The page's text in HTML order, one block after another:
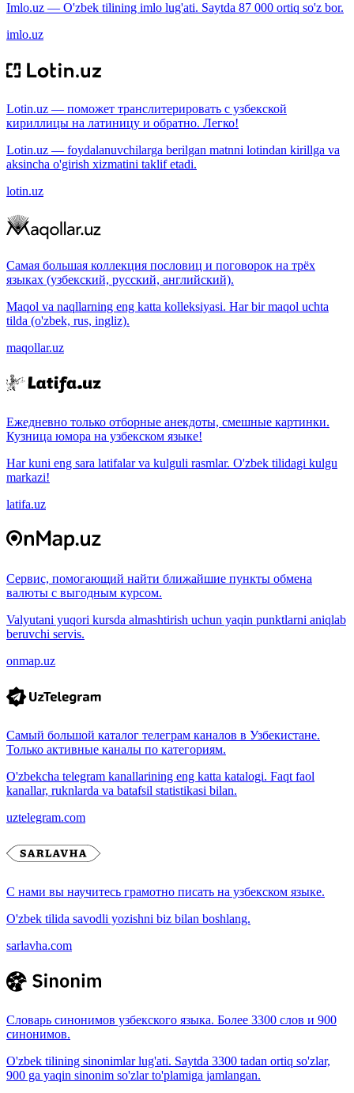
Imlo.uz — O'zbek tilining imlo lug'ati. Saytda 87 000 ortiq so'z bor.
imlo.uz
Lotin.uz — поможет транслитерировать с узбекской
кириллицы на латиницу и обратно. Легко!
Lotin.uz — foydalanuvchilarga berilgan matnni lotindan kirillga va
aksincha o'girish xizmatini taklif etadi.
lotin.uz
Самая большая коллекция пословиц и поговорок на трёх
языках (узбекский, русский, английский).
Maqol va naqllarning eng katta kolleksiyasi. Har bir maqol uchta
tilda (o'zbek, rus, ingliz).
maqollar.uz
Ежедневно только отборные анекдоты, смешные картинки.
Кузница юмора на узбекском языке!
Har kuni eng sara latifalar va kulguli rasmlar. O'zbek tilidagi kulgu
markazi!
latifa.uz
Сервис, помогающий найти ближайшие пункты обмена
валюты с выгодным курсом.
Valyutani yuqori kursda almashtirish uchun yaqin punktlarni aniqlab
beruvchi servis.
onmap.uz
Самый большой каталог телеграм каналов в Узбекистане.
Только активные каналы по категориям.
O'zbekcha telegram kanallarining eng katta katalogi. Faqt faol
kanallar, ruknlarda va batafsil statistikasi bilan.
uztelegram.com
С нами вы научитесь грамотно писать на узбекском языке.
O'zbek tilida savodli yozishni biz bilan boshlang.
sarlavha.com
Словарь синонимов узбекского языка. Более 3300 слов и 900
синонимов.
O'zbek tilining sinonimlar lug'ati. Saytda 3300 tadan ortiq so'zlar,
900 ga yaqin sinonim so'zlar to'plamiga jamlangan.